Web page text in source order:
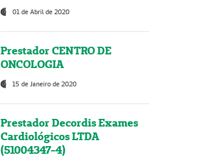
01 de Abril de 2020
Prestador CENTRO DE
ONCOLOGIA
15 de Janeiro de 2020
Prestador Decordis Exames
Cardiológicos LTDA
(51004347-4)